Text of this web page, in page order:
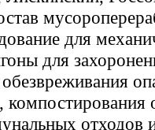
для
для
отходов